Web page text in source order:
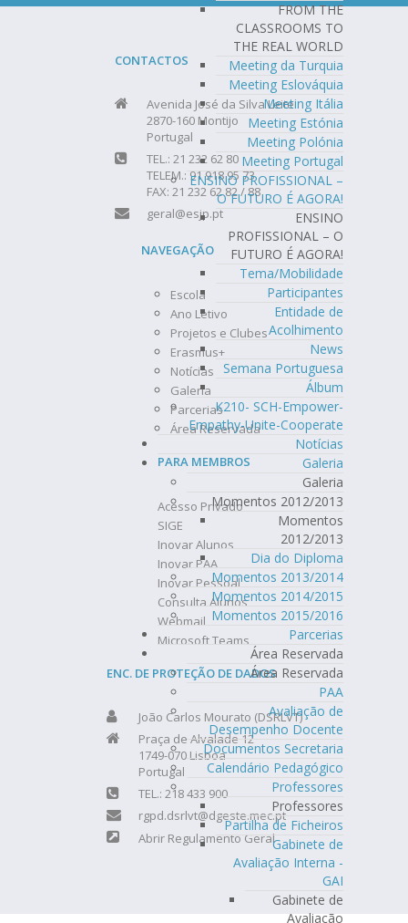
FROM THE
CLASSROOMS TO
THE REAL WORLD
Meeting da Turquia
Meeting Eslováquia
Meeting Itália
Meeting Estónia
Meeting Polónia
Meeting Portugal
ENSINO PROFISSIONAL –
O FUTURO É AGORA!
ENSINO
PROFISSIONAL – O
FUTURO É AGORA!
Tema/Mobilidade
Participantes
Entidade de
Acolhimento
News
Semana Portuguesa
Álbum
K210- SCH-Empower-
Empathy-Unite-Cooperate
Notícias
Galeria
Galeria
Momentos 2012/2013
Momentos
2012/2013
Dia do Diploma
Momentos 2013/2014
Momentos 2014/2015
Momentos 2015/2016
Parcerias
Área Reservada
Área Reservada
PAA
Avaliação de
Desempenho Docente
Documentos Secretaria
Calendário Pedagógico
Professores
Professores
Partilha de Ficheiros
Gabinete de
Avaliação Interna -
GAI
Gabinete de
Avaliação
CONTACTOS
Avenida José da Silva Leite
2870-160 Montijo
Portugal
TEL.: 21 232 62 80
TELEM.: 91 918 95 73
FAX: 21 232 62 82 / 88
geral@esjp.pt
NAVEGAÇÃO
Escola
Ano Letivo
Projetos e Clubes
Erasmus+
Notícias
Galeria
Parcerias
Área Reservada
PARA MEMBROS
Acesso Privado
SIGE
Inovar Alunos
Inovar PAA
Inovar Pessoal
Consulta Alunos
Webmail
Microsoft Teams
ENC. DE PROTEÇÃO DE DADOS
João Carlos Mourato (DSRLVT)
Praça de Alvalade 12
1749-070 Lisboa
Portugal
TEL.: 218 433 900
rgpd.dsrlvt@dgeste.mec.pt
Abrir Regulamento Geral